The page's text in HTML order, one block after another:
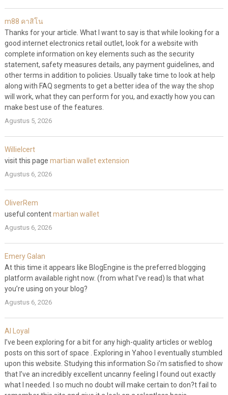
m88 คาสิโน
Thanks for your article. What I want to say is that while looking for a
good internet electronics retail outlet, look for a website with
complete information on key elements such as the security
statement, safety measures details, any payment guidelines, and
other terms in addition to policies. Usually take time to look at help
along with FAQ segments to get a better idea of the way the shop
will work, what they can perform for you, and exactly how you can
make best use of the features.
Agustus 5, 2026
WillieIcert
visit this page martian wallet extension
Agustus 6, 2026
OliverRem
useful contentmartian wallet
Agustus 6, 2026
Emery Galan
At this time it appears like BlogEngine is the preferred blogging
platform available right now. (from what I’ve read) Is that what
you’re using on your blog?
Agustus 6, 2026
Al Loyal
I’ve been exploring for a bit for any high-quality articles or weblog
posts on this sort of space . Exploring in Yahoo I eventually stumbled
upon this website. Studying this information So i’m satisfied to show
that I’ve an incredibly excellent uncanny feeling I found out exactly
what I needed. I so much no doubt will make certain to don?t fail to